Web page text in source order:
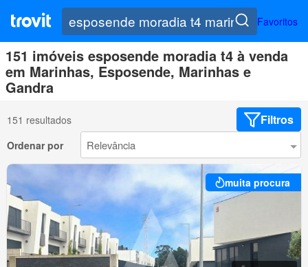
Favoritos
151 imóveis esposende moradia t4 à venda
em Marinhas, Esposende, Marinhas e
Gandra
151 resultados Filtros
Ordenar por
muita procura